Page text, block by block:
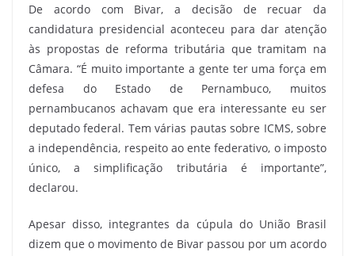
De acordo com Bivar, a decisão de recuar da
candidatura presidencial aconteceu para dar atenção
às propostas de reforma tributária que tramitam na
Câmara. “É muito importante a gente ter uma força em
defesa do Estado de Pernambuco, muitos
pernambucanos achavam que era interessante eu ser
deputado federal. Tem várias pautas sobre ICMS, sobre
a independência, respeito ao ente federativo, o imposto
único, a simplificação tributária é importante”,
declarou.
Apesar disso, integrantes da cúpula do União Brasil
dizem que o movimento de Bivar passou por um acordo